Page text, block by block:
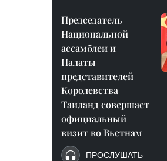
Председатель
Национальной
ассамблеи и
Палаты
представителей
Королевства
Таиланд совершает
официальный
визит во Вьетнам
ПРОСЛУШАТЬ